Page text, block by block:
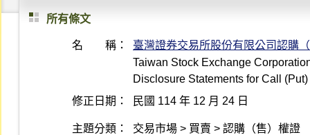
所有條文
名 稱：
臺灣證券交易所股份有限公司認購
Taiwan Stock Exchange
Disclosure Statements for Call (Put)
修正日期：
民國 114 年 12 月 24 日
主題分類： 交易市場 > 買賣 > 認購（售）權證